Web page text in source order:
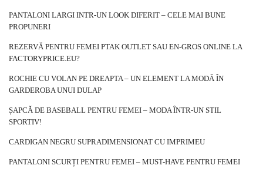
PANTALONI LARGI INTR-UN LOOK DIFERIT – CELE MAI BUNE
PROPUNERI
REZERVĂ PENTRU FEMEI PTAK OUTLET SAU EN-GROS ONLINE LA
FACTORYPRICE.EU?
ROCHIE CU VOLAN PE DREAPTA – UN ELEMENT LA MODĂ ÎN
GARDEROBA UNUI DULAP
ȘAPCĂ DE BASEBALL PENTRU FEMEI – MODA ÎNTR-UN STIL
SPORTIV!
CARDIGAN NEGRU SUPRADIMENSIONAT CU IMPRIMEU
PANTALONI SCURȚI PENTRU FEMEI – MUST-HAVE PENTRU FEMEI